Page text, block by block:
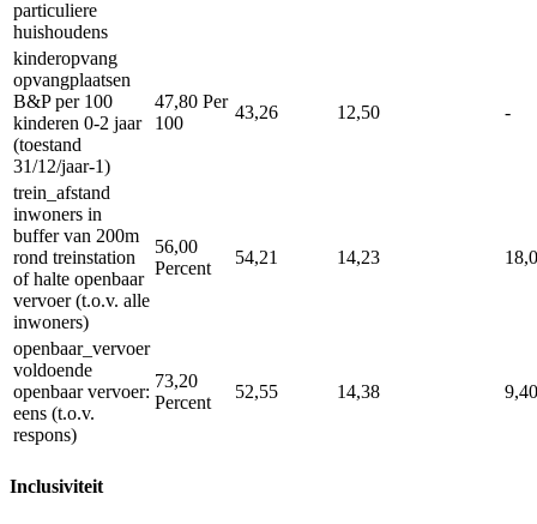
particuliere
huishoudens
kinderopvang
opvangplaatsen
B&P per 100
kinderen 0-2 jaar
(toestand
31/12/jaar-1)
47,80 Per
100
43,26 12,50 -
trein_afstand
inwoners in
buffer van 200m
rond treinstation
of halte openbaar
vervoer (t.o.v. alle
inwoners)
56,00
Percent
54,21 14,23
openbaar_vervoer
voldoende
openbaar vervoer:
eens (t.o.v.
respons)
73,20
Percent
52,55 14,38 9,40
Inclusiviteit